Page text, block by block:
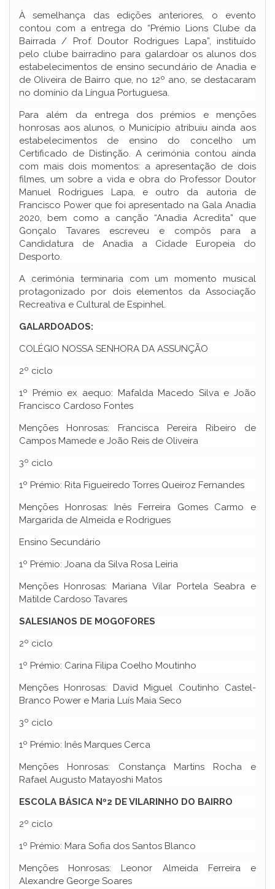
À semelhança das edições anteriores, o evento
contou com a entrega do “Prémio Lions Clube da
Bairrada / Prof. Doutor Rodrigues Lapa”, instituído
pelo clube bairradino para galardoar os alunos dos
estabelecimentos de ensino secundário de Anadia e
de Oliveira de Bairro que, no 12º ano, se destacaram
no domínio da Língua Portuguesa.
Para além da entrega dos prémios e menções
honrosas aos alunos, o Município atribuiu ainda aos
estabelecimentos de ensino do concelho um
Certificado de Distinção. A cerimónia contou ainda
com mais dois momentos: a apresentação de dois
filmes, um sobre a vida e obra do Professor Doutor
Manuel Rodrigues Lapa, e outro da autoria de
Francisco Power que foi apresentado na Gala Anadia
2020, bem como a canção “Anadia Acredita” que
Gonçalo Tavares escreveu e compôs para a
Candidatura de Anadia a Cidade Europeia do
Desporto.
A cerimónia terminaria com um momento musical
protagonizado por dois elementos da Associação
Recreativa e Cultural de Espinhel.
GALARDOADOS:
COLÉGIO NOSSA SENHORA DA ASSUNÇÃO
2º ciclo
1º Prémio ex aequo: Mafalda Macedo Silva e João
Francisco Cardoso Fontes
Menções Honrosas: Francisca Pereira Ribeiro de
Campos Mamede e João Reis de Oliveira
3º ciclo
1º Prémio: Rita Figueiredo Torres Queiroz Fernandes
Menções Honrosas: Inês Ferreira Gomes Carmo e
Margarida de Almeida e Rodrigues
Ensino Secundário
1º Prémio: Joana da Silva Rosa Leiria
Menções Honrosas: Mariana Vilar Portela Seabra e
Matilde Cardoso Tavares
SALESIANOS DE MOGOFORES
2º ciclo
1º Prémio: Carina Filipa Coelho Moutinho
Menções Honrosas: David Miguel Coutinho Castel-
Branco Power e Maria Luís Maia Seco
3º ciclo
1º Prémio: Inês Marques Cerca
Menções Honrosas: Constança Martins Rocha e
Rafael Augusto Matayoshi Matos
ESCOLA BÁSICA Nº2 DE VILARINHO DO BAIRRO
2º ciclo
1º Prémio: Mara Sofia dos Santos Blanco
Menções Honrosas: Leonor Almeida Ferreira e
Alexandre George Soares